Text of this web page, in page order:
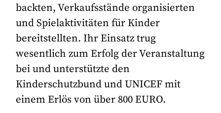
backten, Verkaufsstände organisierten
und Spielaktivitäten für Kinder
bereitstellten. Ihr Einsatz trug
wesentlich zum Erfolg der Veranstaltung
bei und unterstützte den
Kinderschutzbund und UNICEF mit
einem Erlös von über 800 EURO.